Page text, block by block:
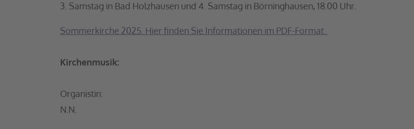
3. Samstag in Bad Holzhausen und 4. Samstag in Börninghausen, 18.00 Uhr.
Sommerkirche 2025. Hier finden Sie Informationen im PDF-Format.
Kirchenmusik:
Organistin:
N.N.